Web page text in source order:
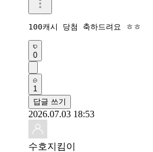
100캐시 당첨 축하드려요 ㅎㅎ
0
1
답글 쓰기
2026.07.03 18:53
수호지킴이